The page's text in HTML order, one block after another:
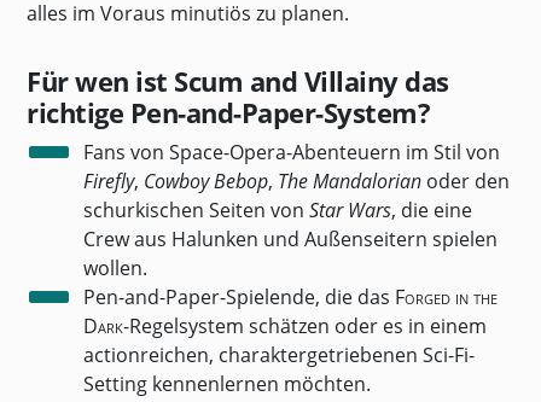
alles im Voraus minutiös zu planen.
Für wen ist Scum and Villainy das
richtige Pen-and-Paper-System?
Fans von Space-Opera-Abenteuern im Stil von
Firefly, Cowboy Bebop, The Mandalorian oder den
schurkischen Seiten vonStar Wars, die eine
Crew aus Halunken und Außenseitern spielen
wollen.
Pen-and-Paper-Spielende, die das Forged in the
Dark-Regelsystem schätzen oder es in einem
actionreichen, charaktergetriebenen Sci-Fi-
Setting kennenlernen möchten.